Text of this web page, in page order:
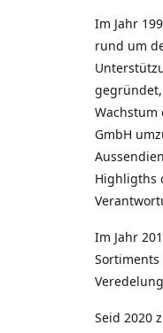
Im Jahr
rund um
Wachstum
GmbH
Highligths
Im Jahr
Seid 2020